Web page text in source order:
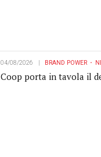
04/08/2026 BRAND POWER
Coop porta in tavola il